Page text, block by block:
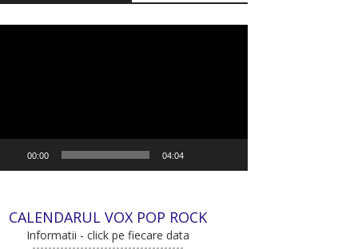
00:00 04:04
CALENDARUL VOX POP ROCK
Informatii - click pe fiecare data